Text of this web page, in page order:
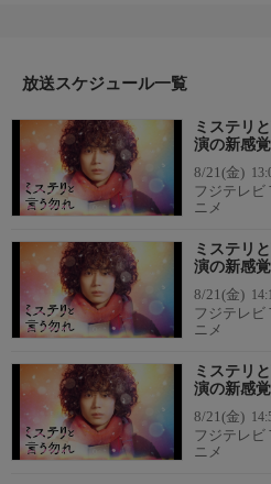
人の心も解きほぐす新感覚ミステリ
＜出演＞菅田将暉 伊藤沙莉 尾
隆 遠藤憲一 永山瑛太 ほか
放送スケジュール一覧
ミステ
演の新感
8/21(金)
フジテレ
ニメ
ミステ
演の新感
8/21(金)
フジテレ
ニメ
ミステ
演の新感
8/21(金)
フジテレ
ニメ